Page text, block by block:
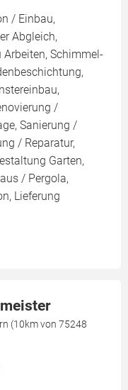
/ Einbau,
Abgleich,
Schimmel-
/
Sanierung /
/ Reparatur,
Garten,
/ Pergola,
Lieferung
(10km von 75248